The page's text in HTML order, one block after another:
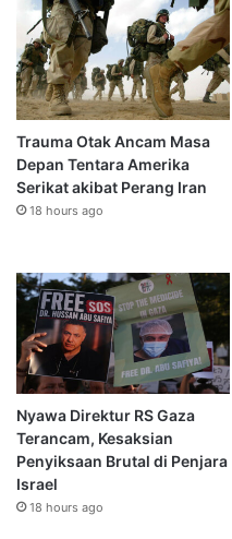
Trauma Otak Ancam Masa
Depan Tentara Amerika
Serikat akibat Perang Iran
18 hours ago
Nyawa Direktur RS Gaza
Terancam, Kesaksian
Penyiksaan Brutal di Penjara
Israel
18 hours ago